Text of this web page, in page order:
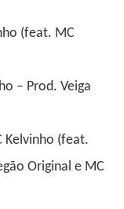
(feat. MC
– Prod. Veiga
Kelvinho (feat.
Original e MC